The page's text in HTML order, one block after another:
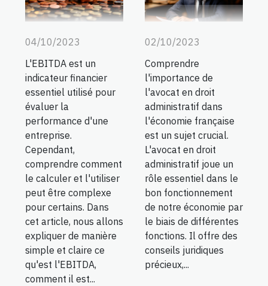
04/10/2023
L'EBITDA est un
indicateur financier
essentiel utilisé pour
évaluer la
performance d'une
entreprise.
Cependant,
comprendre comment
le calculer et l'utiliser
peut être complexe
pour certains. Dans
cet article, nous allons
expliquer de manière
simple et claire ce
qu'est l'EBITDA,
comment il est...
02/10/2023
Comprendre
l'importance de
l'avocat en droit
administratif dans
l'économie française
est un sujet crucial.
L'avocat en droit
administratif joue un
rôle essentiel dans le
bon fonctionnement
de notre économie par
le biais de différentes
fonctions. Il offre des
conseils juridiques
précieux,...